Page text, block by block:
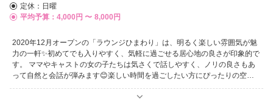
定休：日曜
平均予算：4,000円 〜 8,000円
2020年12月オープンの「ラウンジひまわり」は、明るく楽しい雰囲気が魅
力の一軒✨初めてでも入りやすく、気軽に過ごせる居心地の良さが印象的で
す。 ママやキャストの女の子たちは気さくで話しやすく、ノリの良さもあ
って自然と会話が弾みます😊楽しい時間を過ごしたい方にぴったりの空間
です。 カラオケは最新曲からコアな楽曲まで幅広く揃っており、歌好きの
方にも嬉しいポイント🎤思いきり楽しめる設備が整っています。明るい雰囲